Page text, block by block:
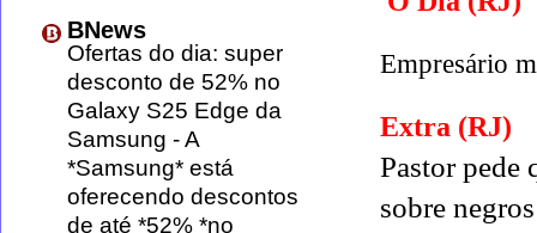
Empresário
Extra (RJ)
Pastor pede
sobre
BNews
Ofertas do dia: super
desconto de 52% no
Galaxy S25 Edge da
Samsung -A
*Samsung* está
oferecendo descontos
de até *52% *no